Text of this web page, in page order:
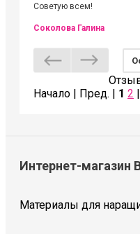
Советую всем!
Соколова Галина
Начало | Пред. | 1 2
Интернет-
Материалы для